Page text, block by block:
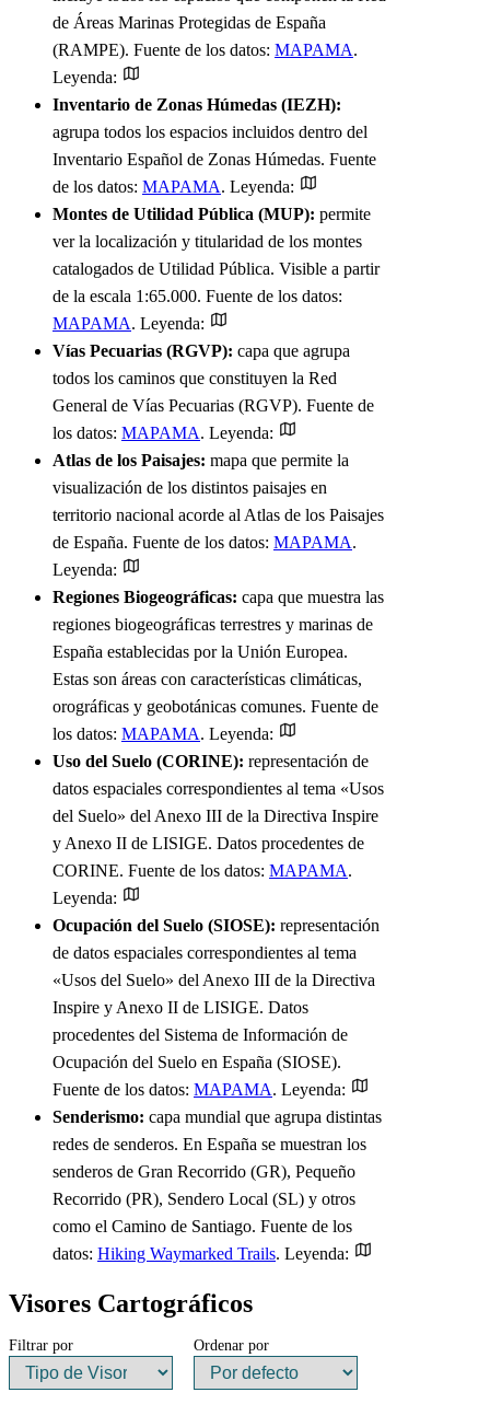
de Áreas Marinas Protegidas de España
(RAMPE). Fuente de los datos: MAPAMA.
Leyenda:
Inventario de Zonas Húmedas (IEZH):
agrupa todos los espacios incluidos dentro del
Inventario Español de Zonas Húmedas. Fuente
de los datos: MAPAMA. Leyenda:
Montes de Utilidad Pública (MUP): permite
ver la localización y titularidad de los montes
catalogados de Utilidad Pública. Visible a partir
de la escala 1:65.000. Fuente de los datos:
MAPAMA. Leyenda:
Vías Pecuarias (RGVP): capa que agrupa
todos los caminos que constituyen la Red
General de Vías Pecuarias (RGVP). Fuente de
los datos: MAPAMA. Leyenda:
Atlas de los Paisajes: mapa que permite la
visualización de los distintos paisajes en
territorio nacional acorde al Atlas de los Paisajes
de España. Fuente de los datos: MAPAMA.
Leyenda:
Regiones Biogeográficas: capa que muestra las
regiones biogeográficas terrestres y marinas de
España establecidas por la Unión Europea.
Estas son áreas con características climáticas,
orográficas y geobotánicas comunes. Fuente de
los datos: MAPAMA. Leyenda:
Uso del Suelo (CORINE): representación de
datos espaciales correspondientes al tema «Usos
del Suelo» del Anexo III de la Directiva Inspire
y Anexo II de LISIGE. Datos procedentes de
CORINE. Fuente de los datos: MAPAMA.
Leyenda:
Ocupación del Suelo (SIOSE): representación
de datos espaciales correspondientes al tema
«Usos del Suelo» del Anexo III de la Directiva
Inspire y Anexo II de LISIGE. Datos
procedentes del Sistema de Información de
Ocupación del Suelo en España (SIOSE).
Fuente de los datos: MAPAMA. Leyenda:
Senderismo: capa mundial que agrupa distintas
redes de senderos. En España se muestran los
senderos de Gran Recorrido (GR), Pequeño
Recorrido (PR), Sendero Local (SL) y otros
como el Camino de Santiago. Fuente de los
datos: Hiking Waymarked Trails. Leyenda:
Visores Cartográficos
Filtrar por Ordenar por